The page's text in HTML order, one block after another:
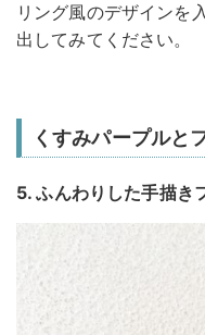
リング風のデザインを
出してみてください。
くすみパープルと
5. ふんわりした手描き